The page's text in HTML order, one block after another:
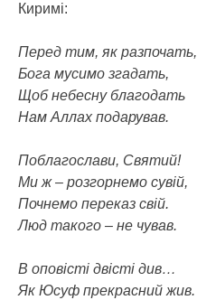
Киримі:
Перед тим, як разпочать,
Бога мусимо згадать,
Щоб небесну благодать
Нам Аллах подарував.
Поблагослави, Святий!
Ми ж – розгорнемо сувій,
Почнемо переказ свій.
Люд такого – не чував.
В оповісті двісті див…
Як Юсуф прекрасний жив.